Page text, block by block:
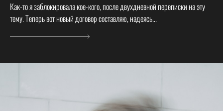
Как-то я заблокировала кое-кого, после двухдневной переписки на эту
тему. Теперь вот новый договор составляю, надеясь...